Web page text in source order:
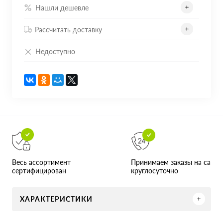
Нашли дешевле
Рассчитать доставку
Недоступно
Весь ассортимент
сертифицирован
Принимаем заказы на сайте
круглосуточно
ХАРАКТЕРИСТИКИ